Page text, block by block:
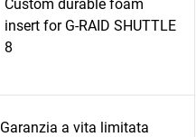
Custom durable foam
insert for G-RAID SHUTTLE
8
Garanzia a vita limitata